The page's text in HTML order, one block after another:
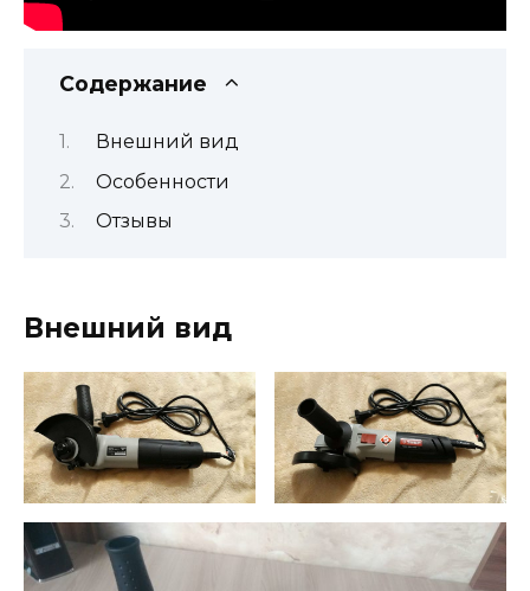
Содержание
Внешний вид
Особенности
Отзывы
Внешний вид